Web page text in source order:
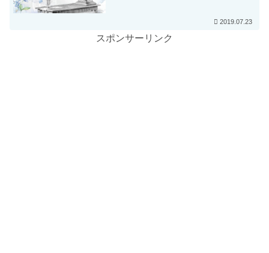
2019.07.23
スポンサーリンク